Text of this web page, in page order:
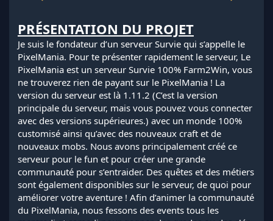
o
n
PRÉSENTATION DU PROJET
Je suis le fondateur d’un serveur Survie qui s’appelle le
PixelMania. Pour te présenter rapidement le serveur, Le
PixelMania est un serveur Survie 100% Farm2Win, vous
ne trouverez rien de payant sur le PixelMania ! La
version du serveur est là 1.11.2 (C’est la version
principale du serveur, mais vous pouvez vous connecter
avec des versions supérieures.) avec un monde 100%
customisé ainsi qu’avec des nouveaux craft et de
nouveaux mobs. Nous avons principalement créé ce
serveur pour le fun et pour créer une grande
communauté pour s’entraider. Des quêtes et des métiers
sont également disponibles sur le serveur, de quoi pour
améliorer votre aventure ! Afin d’animer la communauté
du PixelMania, nous fessons des events tous les